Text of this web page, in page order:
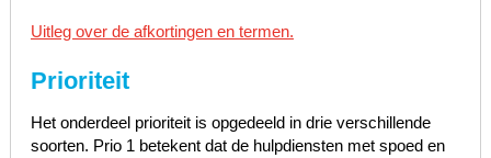
Uitleg over de afkortingen en termen.
Prioriteit
Het onderdeel prioriteit is opgedeeld in drie verschillende
soorten. Prio 1 betekent dat de hulpdiensten met spoed en